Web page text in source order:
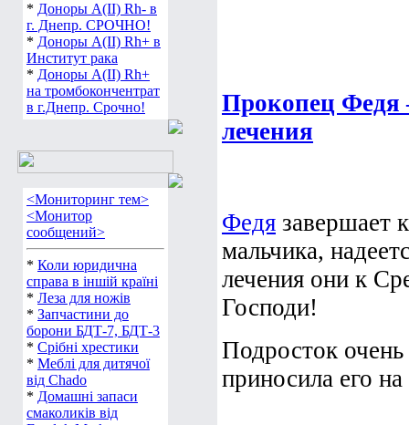
* Доноры А(ІІ) Rh- в
г. Днепр. СРОЧНО!
* Доноры А(ІІ) Rh+ в
Институт рака
* Доноры А(ІІ) Rh+
на тромбокончентрат
в г.Днепр. Срочно!
<Мониторинг тем>
<Монитор
сообщений>
* Коли юридична
справа в іншій країні
* Леза для ножів
* Запчастини до
борони БДТ-7, БДТ-3
* Срібні хрестики
* Меблі для дитячої
від Chado
* Домашні запаси
смаколиків від
Прокопец Федя
лечения
Федя завершает
мальчика,
лечения они к
Господи!
Подросток
приносила его